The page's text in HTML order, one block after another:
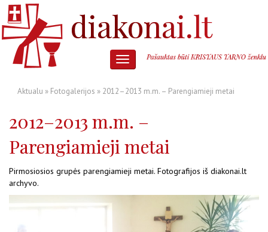
Aktualu » Fotogalerijos » 2012–2013 m.m. – Parengiamieji metai
2012–2013 m.m. –
Parengiamieji metai
Pirmosiosios grupės parengiamieji metai. Fotografijos iš diakonai.lt
archyvo.